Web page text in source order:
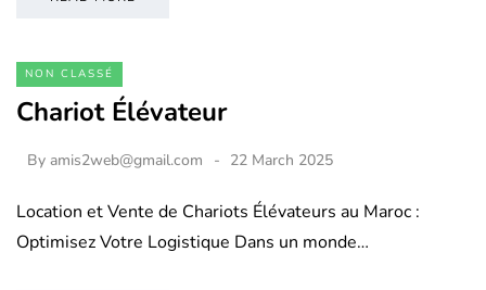
NON CLASSÉ
Chariot Élévateur
By amis2web@gmail.com 22 March 2025
Location et Vente de Chariots Élévateurs au Maroc :
Optimisez Votre Logistique Dans un monde…